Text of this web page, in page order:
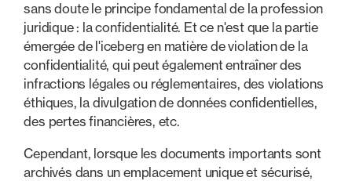
sans doute le principe fondamental de la profession
juridique : la confidentialité. Et ce n'est que la partie
émergée de l'iceberg en matière de violation de la
confidentialité, qui peut également entraîner des
infractions légales ou réglementaires, des violations
éthiques, la divulgation de données confidentielles,
des pertes financières, etc.
Cependant, lorsque les documents importants sont
archivés dans un emplacement unique et sécurisé,